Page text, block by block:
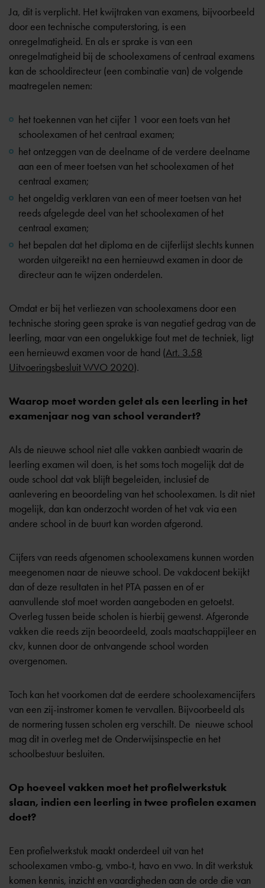
Ja, dit is verplicht. Het kwijtraken van examens, bijvoorbeeld
door een technische computerstoring, is een
onregelmatigheid. En als er sprake is van een
onregelmatigheid bij de schoolexamens of centraal examens
kan de schooldirecteur (een combinatie van) de volgende
maatregelen nemen:
het toekennen van het cijfer 1 voor een toets van het
schoolexamen of het centraal examen;
het ontzeggen van de deelname of de verdere deelname
aan een of meer toetsen van het schoolexamen of het
centraal examen;
het ongeldig verklaren van een of meer toetsen van het
reeds afgelegde deel van het schoolexamen of het
centraal examen;
het bepalen dat het diploma en de cijferlijst slechts kunnen
worden uitgereikt na een hernieuwd examen in door de
directeur aan te wijzen onderdelen.
Omdat er bij het verliezen van schoolexamens door een
technische storing geen sprake is van negatief gedrag van de
leerling, maar van een ongelukkige fout met de techniek, ligt
een hernieuwd examen voor de hand (Art. 3.58
Uitvoeringsbesluit WVO 2020).
Waarop moet worden gelet als een leerling in het
examenjaar nog van school verandert?
Als de nieuwe school niet alle vakken aanbiedt waarin de
leerling examen wil doen, is het soms toch mogelijk dat de
oude school dat vak blijft begeleiden, inclusief de
aanlevering en beoordeling van het schoolexamen. Is dit niet
mogelijk, dan kan onderzocht worden of het vak via een
andere school in de buurt kan worden afgerond.
Cijfers van reeds afgenomen schoolexamens kunnen worden
meegenomen naar de nieuwe school. De vakdocent bekijkt
dan of deze resultaten in het PTA passen en of er
aanvullende stof moet worden aangeboden en getoetst.
Overleg tussen beide scholen is hierbij gewenst. Afgeronde
vakken die reeds zijn beoordeeld, zoals maatschappijleer en
ckv, kunnen door de ontvangende school worden
overgenomen.
Toch kan het voorkomen dat de eerdere schoolexamencijfers
van een zij-instromer komen te vervallen. Bijvoorbeeld als
de normering tussen scholen erg verschilt. De nieuwe school
mag dit in overleg met de Onderwijsinspectie en het
schoolbestuur besluiten.
Op hoeveel vakken moet het profielwerkstuk
slaan, indien een leerling in twee profielen examen
doet?
Een profielwerkstuk maakt onderdeel uit van het
schoolexamen vmbo-g, vmbo-t, havo en vwo. In dit werkstuk
komen kennis, inzicht en vaardigheden aan de orde die van